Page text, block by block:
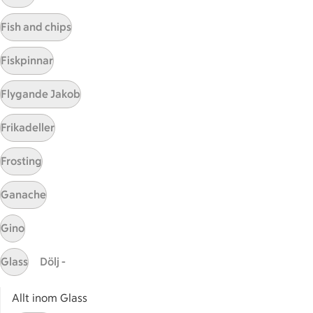
Sidfot
Start
Få snabbt svar
Prenumerera
Fish and chips
Fiskpinnar
Flygande Jakob
Frikadeller
Frosting
Ganache
Gino
Glass Dölj -
Allt inom Glass